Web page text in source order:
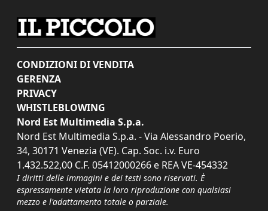
CONDIZIONI DI VENDITA
GERENZA
PRIVACY
WHISTLEBLOWING
Nord Est Multimedia S.p.a.
Nord Est Multimedia S.p.a. - Via Alessandro Poerio,
34, 30171 Venezia (VE). Cap. Soc. i.v. Euro
1.432.522,00 C.F. 05412000266 e REA VE-454332
I diritti delle immagini e dei testi sono riservati. È
espressamente vietata la loro riproduzione con qualsiasi
mezzo e l'adattamento totale o parziale.